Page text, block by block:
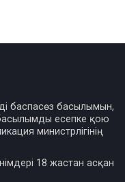
баспасөз басылымын,
басылымды есепке қою
министрлігінің
18 жастан асқан